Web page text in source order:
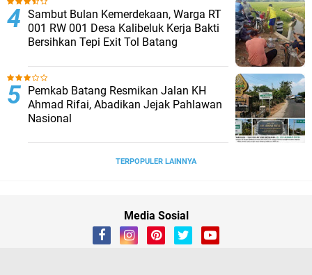
Sambut Bulan Kemerdekaan, Warga RT
001 RW 001 Desa Kalibeluk Kerja Bakti
Bersihkan Tepi Exit Tol Batang
Pemkab Batang Resmikan Jalan KH
Ahmad Rifai, Abadikan Jejak Pahlawan
Nasional
TERPOPULER LAINNYA
Media Sosial